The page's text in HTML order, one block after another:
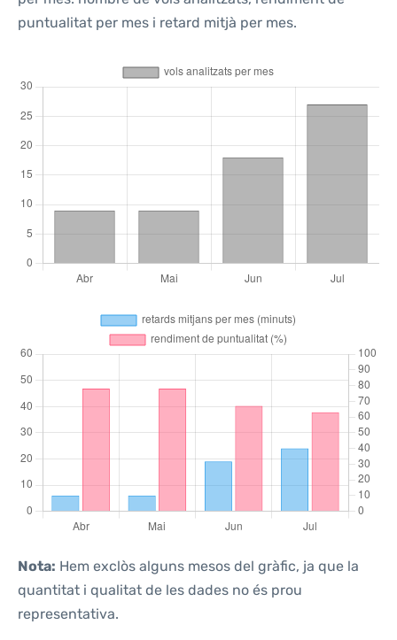
puntualitat per mes i retard mitjà per mes.
Nota: Hem exclòs alguns mesos del gràfic, ja que la
quantitat i qualitat de les dades no és prou
representativa.